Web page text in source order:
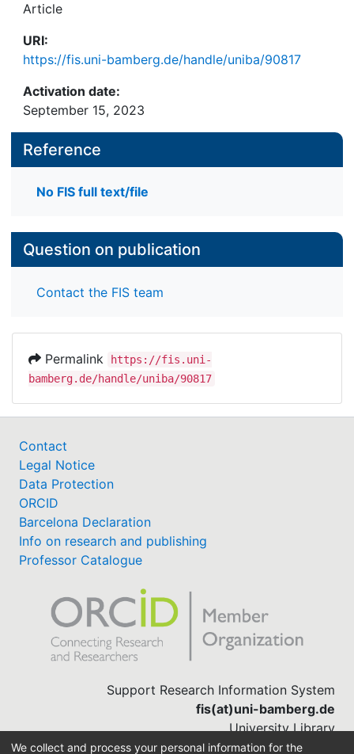
Article
URI:
https://fis.uni-bamberg.de/handle/uniba/90817
Activation date:
September 15, 2023
Reference
No FIS full text/file
Question on publication
Contact the FIS team
Permalink
https://fis.uni-
bamberg.de/handle/uniba/90817
Contact
Legal Notice
Data Protection
ORCID
Barcelona Declaration
Info on research and publishing
Professor Catalogue
Support Research Information System
fis(at)uni-bamberg.de
University Library
(0951) 863-1568
We collect and process your personal information for the